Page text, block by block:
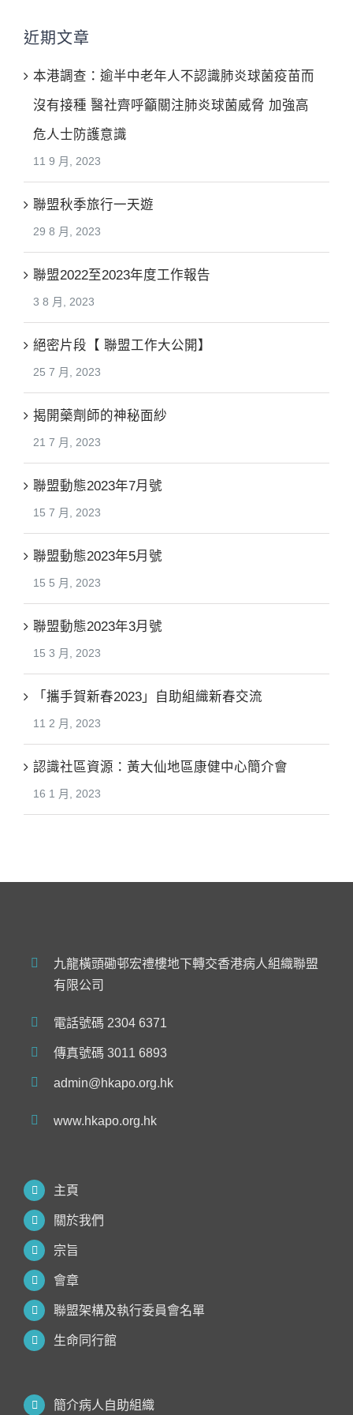
近期文章
本港調查：逾半中老年人不認識肺炎球菌疫苗而
沒有接種 醫社齊呼籲關注肺炎球菌威脅 加強高
危人士防護意識
11 9 月, 2023
聯盟秋季旅行一天遊
29 8 月, 2023
聯盟2022至2023年度工作報告
3 8 月, 2023
絕密片段【 聯盟工作大公開】
25 7 月, 2023
揭開藥劑師的神秘面紗
21 7 月, 2023
聯盟動態2023年7月號
15 7 月, 2023
聯盟動態2023年5月號
15 5 月, 2023
聯盟動態2023年3月號
15 3 月, 2023
「攜手賀新春2023」自助組織新春交流
11 2 月, 2023
認識社區資源：黃大仙地區康健中心簡介會
16 1 月, 2023
九龍橫頭磡邨宏禮樓地下轉交香港病人組織聯盟
有限公司
電話號碼 2304 6371
傳真號碼 3011 6893
admin@hkapo.org.hk
www.hkapo.org.hk
主頁
關於我們
宗旨
會章
聯盟架構及執行委員會名單
生命同行館
簡介病人自助組織